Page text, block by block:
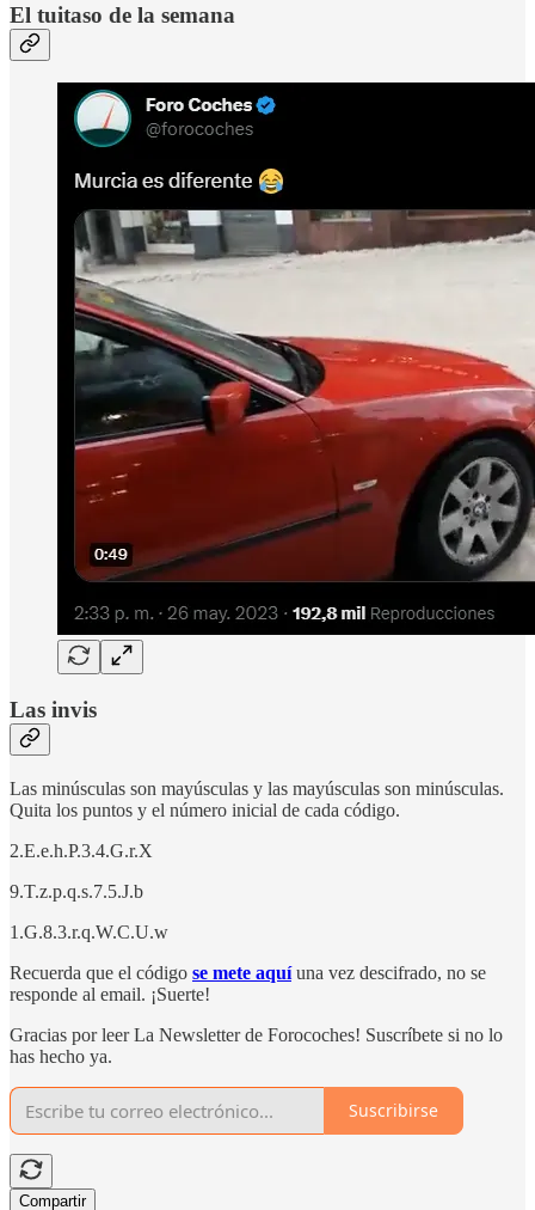
El tuitaso de la semana
Las invis
Las minúsculas son mayúsculas y las mayúsculas son minúsculas.
Quita los puntos y el número inicial de cada código.
2.E.e.h.P.3.4.G.r.X
9.T.z.p.q.s.7.5.J.b
1.G.8.3.r.q.W.C.U.w
Recuerda que el código se mete aquí una vez descifrado, no se
responde al email. ¡Suerte!
Gracias por leer La Newsletter de Forocoches! Suscríbete si no lo
has hecho ya.
Suscribirse
Compartir